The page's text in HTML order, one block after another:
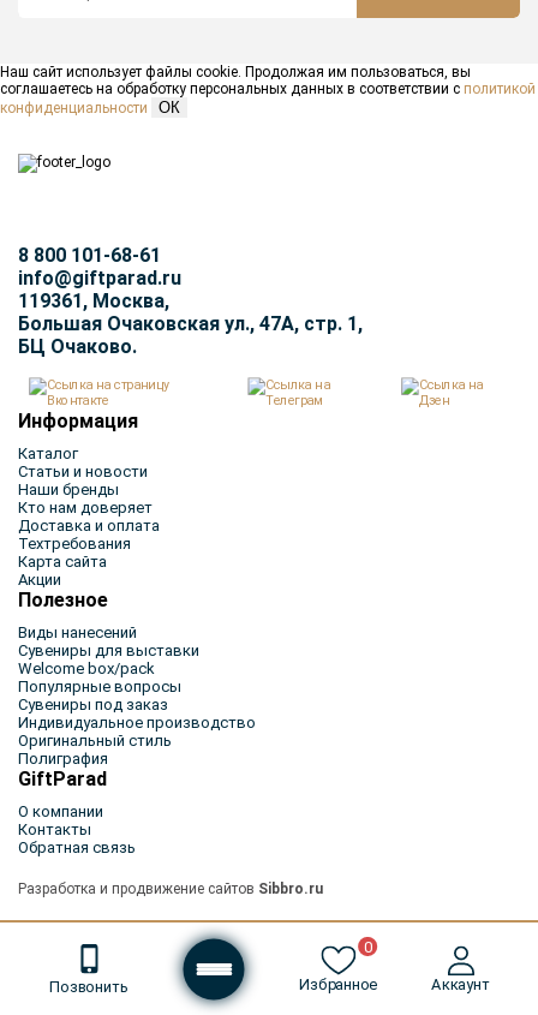
Позвонить Избранное
0
Аккаунт
Наш сайт использует файлы cookie. Продолжая им пользоваться, вы
соглашаетесь на обработку персональных данных в соответствии с политикой
конфиденциальности
ОК
8 800 101-68-61
info@giftparad.ru
119361, Москва,
Большая Очаковская ул., 47А, стр. 1,
БЦ Очаково.
Информация
Каталог
Статьи и новости
Наши бренды
Кто нам доверяет
Доставка и оплата
Техтребования
Карта сайта
Акции
Полезное
Виды нанесений
Сувениры для выставки
Welcome box/pack
Популярные вопросы
Сувениры под заказ
Индивидуальное производство
Оригинальный стиль
Полиграфия
GiftParad
О компании
Контакты
Обратная связь
Разработка и продвижение сайтов Sibbro.ru
© 2026 GIFTParad, все права защищены